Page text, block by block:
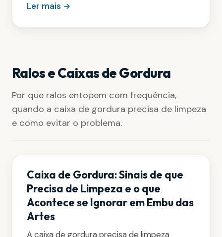
Ler mais →
Ralos e Caixas de Gordura
Por que ralos entopem com frequência,
quando a caixa de gordura precisa de limpeza
e como evitar o problema.
Caixa de Gordura: Sinais de que
Precisa de Limpeza e o que
Acontece se Ignorar em Embu das
Artes
A caixa de gordura precisa de limpeza